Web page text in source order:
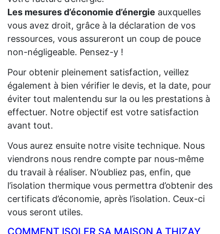
Les mesures d’économie d’énergie auxquelles
vous avez droit, grâce à la déclaration de vos
ressources, vous assureront un coup de pouce
non-négligeable. Pensez-y !
Pour obtenir pleinement satisfaction, veillez
également à bien vérifier le devis, et la date, pour
éviter tout malentendu sur la ou les prestations à
effectuer. Notre objectif est votre satisfaction
avant tout.
Vous aurez ensuite notre visite technique. Nous
viendrons nous rendre compte par nous-même
du travail à réaliser. N’oubliez pas, enfin, que
l’isolation thermique vous permettra d’obtenir des
certificats d’économie, après l’isolation. Ceux-ci
vous seront utiles.
COMMENT ISOLER SA MAISON A THIZAY